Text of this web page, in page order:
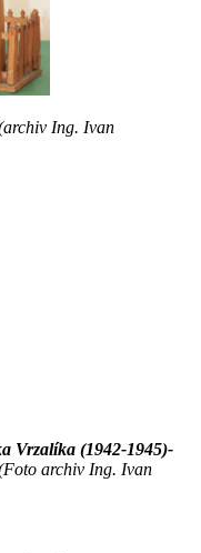
Ing. Ivan
Vrzalíka (1942-1945)-
archiv Ing. Ivan